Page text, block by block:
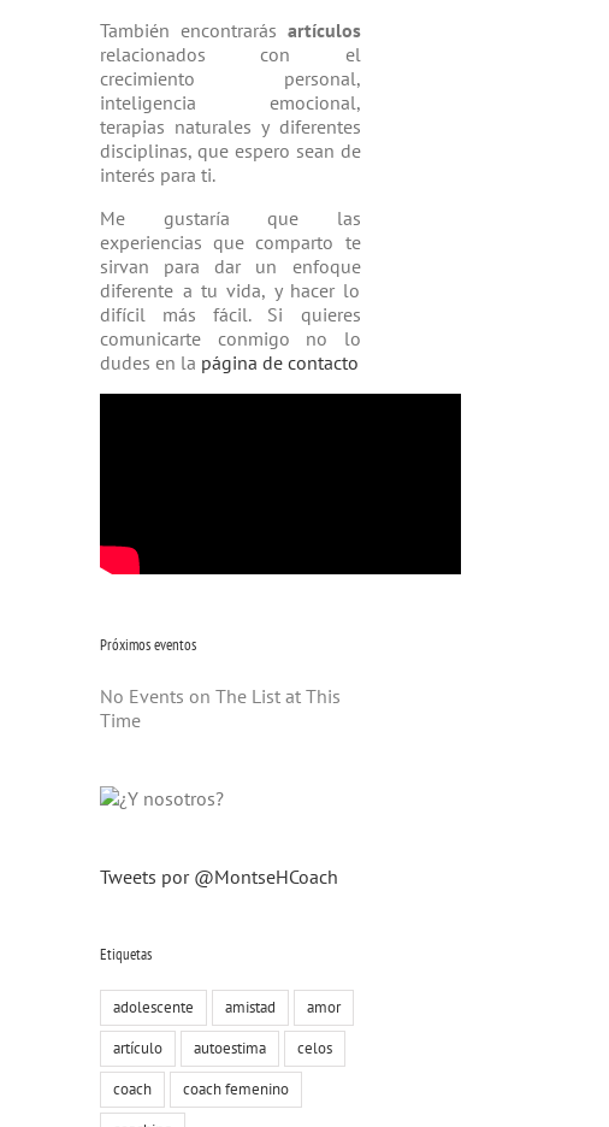
También encontrarás artículos
relacio­nados con el
crecimiento personal,
inteligencia emocional,
terapias natu­rales y diferentes
disciplinas, que espero sean de
interés para ti.
Me gustaría que las
experiencias que comparto te
sirvan para dar un enfoque
diferente a tu vida, y hacer lo
difícil más fácil. Si quieres
comunicarte conmigo no lo
dudes en la página de contacto
Próximos eventos
No Events on The List at This
Time
Tweets por @MontseHCoach
Etiquetas
adolescente amistad
amor
artículo
autoestima
celos
coach
coach femenino